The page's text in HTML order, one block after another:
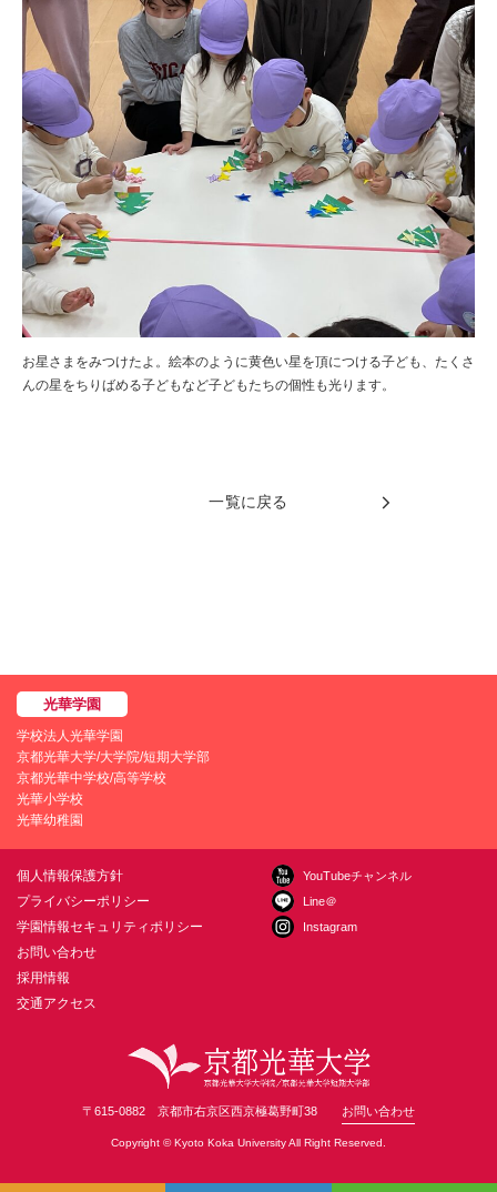
お星さまをみつけたよ。絵本のように黄色い星を頂につける子ども、たくさ
んの星をちりばめる子どもなど子どもたちの個性も光ります。
一覧に戻る
学校法人光華学園
京都光華大学/大学院/短期大学部
京都光華中学校/高等学校
光華小学校
光華幼稚園
個人情報保護方針
プライバシーポリシー
学園情報セキュリティポリシー
お問い合わせ
採用情報
交通アクセス
YouTubeチャンネル
Line＠
Instagram
〒615-0882 京都市右京区西京極葛野町38 お問い合わせ
Copyright © Kyoto Koka University All Right Reserved.